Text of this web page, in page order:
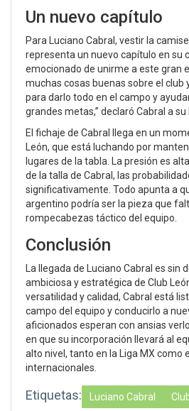
Un nuevo capítulo
Para Luciano Cabral, vestir la
representa un nuevo capítulo en su
emocionado de unirme a este gran
muchas cosas buenas sobre el club
para darlo todo en el campo y
grandes metas,” declaró Cabral a su
El fichaje de Cabral llega en un
León, que está luchando por
lugares de la tabla. La presión es
de la talla de Cabral, las
significativamente. Todo apunta a
argentino podría ser la pieza que
rompecabezas táctico del equipo.
Conclusión
La llegada de Luciano Cabral es sin
ambiciosa y estratégica de Club
versatilidad y calidad, Cabral está
campo del equipo y conducirlo a
aficionados esperan con ansias
en que su incorporación llevará al
alto nivel, tanto en la Liga MX como
internacionales.
Etiquetas: Luciano Cabral